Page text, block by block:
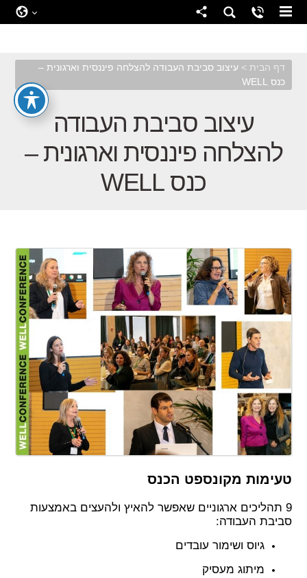
דף הבית >עיצוב סביבת העבודה להצלחה פיננסית וארגונית –
כנס WELL
עיצוב סביבת העבודה
להצלחה פיננסית וארגונית –
כנס WELL
טעימות מקונספט הכנס
9 תהליכים ארגוניים שאפשר להאיץ ולהעצים באמצעות
סביבת העבודה:
גיוס ושימור עובדים
מיתוג מעסיק